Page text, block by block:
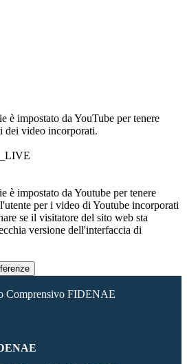
è impostato da YouTube per tenere
dei video incorporati.
è impostato da Youtube per tenere
per i video di Youtube incorporati
se il visitatore del sito web sta
versione dell'interfaccia di
Comprensivo FIDENAE